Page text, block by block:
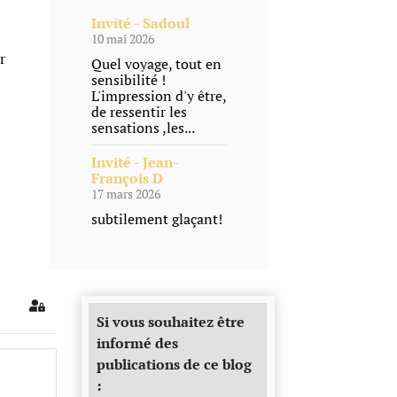
Invité - Sadoul
10 mai 2026
Quel voyage, tout en
sensibilité !
L'impression d'y être,
de ressentir les
sensations ,les...
Invité - Jean-
François D
17 mars 2026
subtilement glaçant!
Sign In
Si vous souhaitez être
informé des
publications de ce blog
: